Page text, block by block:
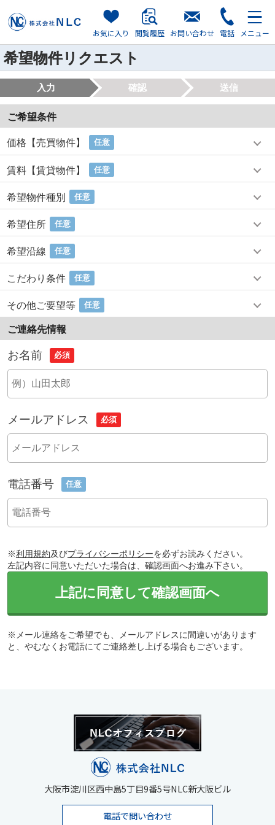
お気に入り 閲覧履歴 お問い合わせ 電話 メニュー
希望物件リクエスト
入力 確認 送信
ご希望条件
価格【売買物件】 任意
賃料【賃貸物件】 任意
希望物件種別 任意
希望住所 任意
希望沿線 任意
こだわり条件 任意
その他ご要望等 任意
ご連絡先情報
お名前 必須
メールアドレス 必須
電話番号 任意
※利用規約及びプライバシーポリシーを必ずお読みください。
左記内容に同意いただいた場合は、確認画面へお進み下さい。
上記に同意して確認画面へ
※メール連絡をご希望でも、メールアドレスに間違いがあります
と、やむなくお電話にてご連絡差し上げる場合もございます。
大阪市淀川区西中島5丁目9番5号NLC新大阪ビル
電話で問い合わせ